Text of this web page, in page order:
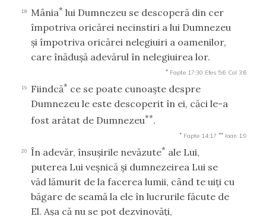
18 Mânia* lui Dumnezeu se descoperă din cer
împotriva oricărei necinstiri a lui Dumnezeu
şi împotriva oricărei nelegiuiri a oamenilor,
care înăduşă adevărul în nelegiuirea lor.
* Fapte 17:30 Efes 5:6 Col 3:6
19 Fiindcă* ce se poate cunoaşte despre
Dumnezeu le este descoperit în ei, căci le-a
fost arătat de Dumnezeu**.
* Fapte 14:17 ** Ioan 1:9
20 În adevăr, însuşirile nevăzute* ale Lui,
puterea Lui veşnică şi dumnezeirea Lui se
văd lămurit de la facerea lumii, când te uiţi cu
băgare de seamă la ele în lucrurile făcute de
El. Aşa că nu se pot dezvinovăţi,